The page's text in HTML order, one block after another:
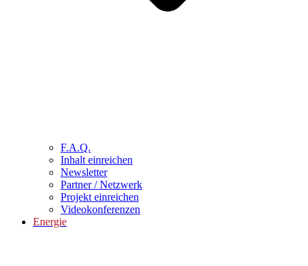
F.A.Q.
Inhalt einreichen
Newsletter
Partner / Netzwerk
Projekt einreichen
Videokonferenzen
Energie